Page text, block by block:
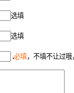
选填
选填
必填，不填不让过